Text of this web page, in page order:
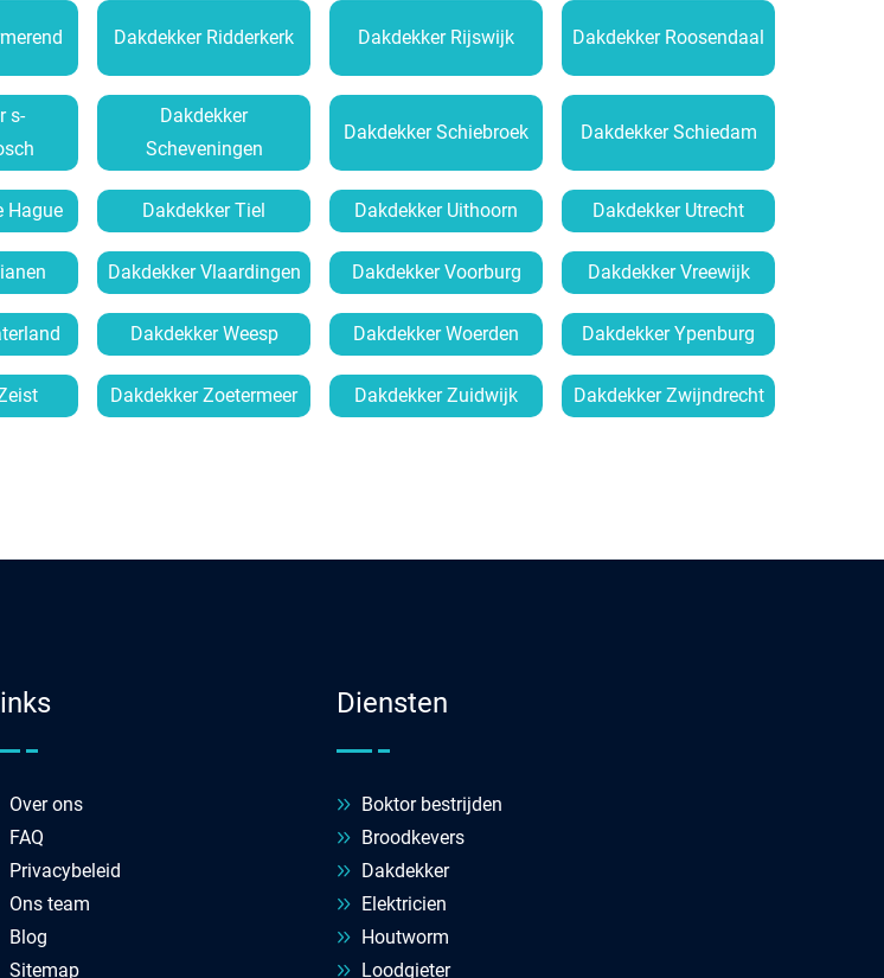
Dakdekker Ridderkerk Dakdekker Rijswijk Dakdekker Roosendaal
s-
Dakdekker
Scheveningen
Dakdekker Schiebroek Dakdekker Schiedam
Hague Dakdekker Tiel Dakdekker Uithoorn Dakdekker Utrecht
Dakdekker Vlaardingen Dakdekker Voorburg Dakdekker Vreewijk
Dakdekker Weesp Dakdekker Woerden Dakdekker Ypenburg
Dakdekker Zoetermeer Dakdekker Zuidwijk Dakdekker Zwijndrecht
Over ons
FAQ
Privacybeleid
Ons team
Blog
Sitemap
Diensten
Boktor bestrijden
Broodkevers
Dakdekker
Elektricien
Houtworm
Loodgieter